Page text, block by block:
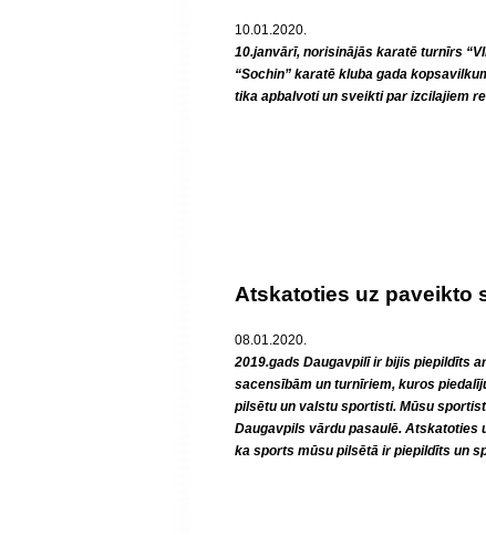
10.01.2020.
10.janvārī, norisinājās karatē turnīrs
“Sochin” karatē kluba gada
tika apbalvoti un sveikti par izcilajiem
Atskatoties uz paveikto
08.01.2020.
2019.gads Daugavpilī ir bijis piepildīts
sacensībām un turnīriem, kuros
pilsētu un valstu sportisti. Mūsu
Daugavpils vārdu pasaulē. Atskatoties
ka sports mūsu pilsētā ir piepildīts un